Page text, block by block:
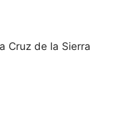
Cruz de la Sierra